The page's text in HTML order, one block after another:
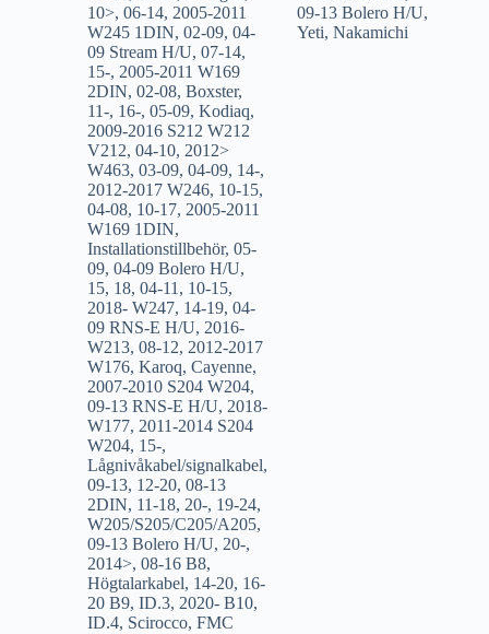
10>, 06-14, 2005-2011
W245 1DIN, 02-09, 04-
09 Stream H/U, 07-14,
15-, 2005-2011 W169
2DIN, 02-08, Boxster,
11-, 16-, 05-09, Kodiaq,
2009-2016 S212 W212
V212, 04-10, 2012>
W463, 03-09, 04-09, 14-,
2012-2017 W246, 10-15,
04-08, 10-17, 2005-2011
W169 1DIN,
Installationstillbehör, 05-
09, 04-09 Bolero H/U,
15, 18, 04-11, 10-15,
2018- W247, 14-19, 04-
09 RNS-E H/U, 2016-
W213, 08-12, 2012-2017
W176, Karoq, Cayenne,
2007-2010 S204 W204,
09-13 RNS-E H/U, 2018-
W177, 2011-2014 S204
W204, 15-,
Lågnivåkabel/signalkabel,
09-13, 12-20, 08-13
2DIN, 11-18, 20-, 19-24,
W205/S205/C205/A205,
09-13 Bolero H/U, 20-,
2014>, 08-16 B8,
Högtalarkabel, 14-20, 16-
20 B9, ID.3, 2020- B10,
ID.4, Scirocco, FMC
09-13 Bolero H/U,
Yeti,Nakamichi